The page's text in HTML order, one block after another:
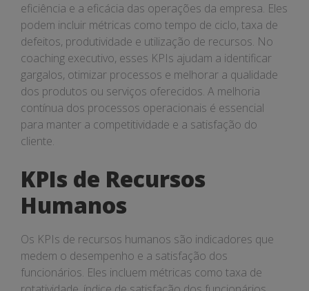
eficiência e a eficácia das operações da empresa. Eles
podem incluir métricas como tempo de ciclo, taxa de
defeitos, produtividade e utilização de recursos. No
coaching executivo, esses KPIs ajudam a identificar
gargalos, otimizar processos e melhorar a qualidade
dos produtos ou serviços oferecidos. A melhoria
contínua dos processos operacionais é essencial
para manter a competitividade e a satisfação do
cliente.
KPIs de Recursos
Humanos
Os KPIs de recursos humanos são indicadores que
medem o desempenho e a satisfação dos
funcionários. Eles incluem métricas como taxa de